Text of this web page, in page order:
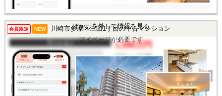
会員限定 NEW 川崎市多摩区三田1丁目の中古マンション
マンション 1,590万円
間取り 1LDK
完成年 1969年
建物面積 49.29㎡
土地面積 -
所在地 神奈川県川崎市多摩区三
この物件を見るには
マイページが必要です
ぼかしを外して情報を見る